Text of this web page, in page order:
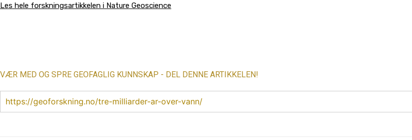
Les hele forskningsartikkelen i Nature Geoscience
VÆR MED OG SPRE GEOFAGLIG KUNNSKAP - DEL DENNE ARTIKKELEN!
https://geoforskning.no/tre-milliarder-ar-over-vann/